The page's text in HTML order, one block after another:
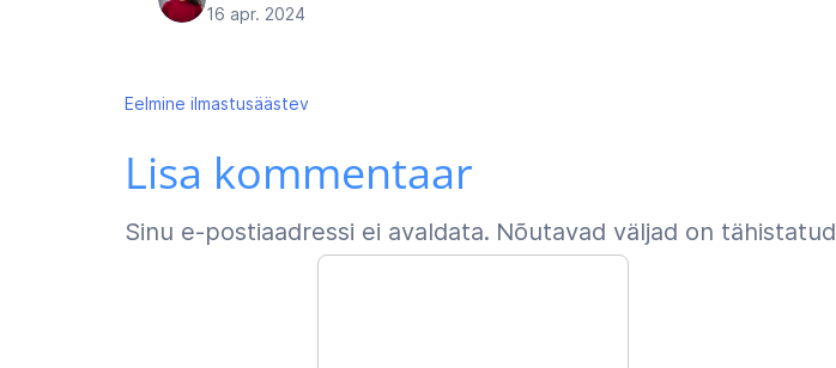
16 apr. 2024
Navigeerimine
Eelmine ilmastusäästev
Lisa kommentaar
Sinu e-postiaadressi ei avaldata. Nõutavad väljad on tähistatud